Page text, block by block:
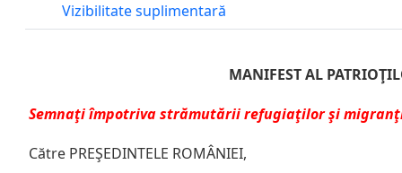
Vizibilitate suplimentară
MANIFEST AL
Semnaţi împotriva strămutării refugiaţilor şi
Către PREŞEDINTELE ROMÂNIEI,